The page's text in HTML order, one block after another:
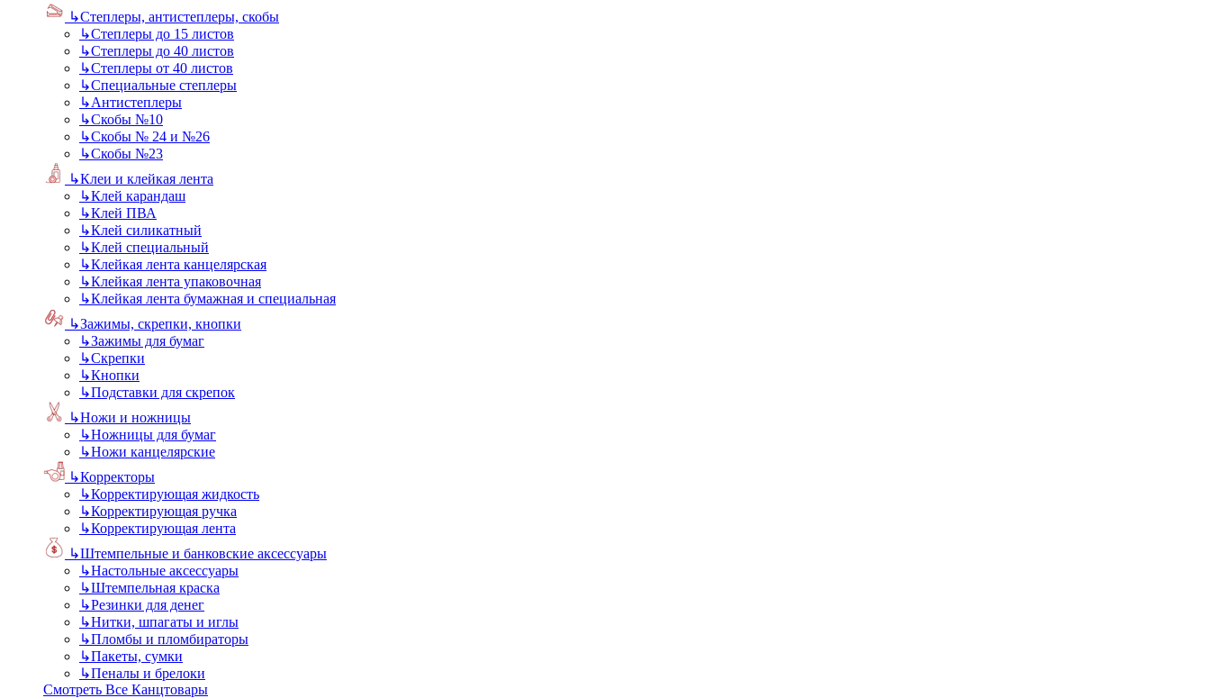
↳Степлеры, антистеплеры, скобы
↳Степлеры до 15 листов
↳Степлеры до 40 листов
↳Степлеры от 40 листов
↳Специальные степлеры
↳Антистеплеры
↳Скобы №10
↳Скобы № 24 и №26
↳Скобы №23
↳Клеи и клейкая лента
↳Клей карандаш
↳Клей ПВА
↳Клей силикатный
↳Клей специальный
↳Клейкая лента канцелярская
↳Клейкая лента упаковочная
↳Клейкая лента бумажная и специальная
↳Зажимы, скрепки, кнопки
↳Зажимы для бумаг
↳Скрепки
↳Кнопки
↳Подставки для скрепок
↳Ножи и ножницы
↳Ножницы для бумаг
↳Ножи канцелярские
↳Корректоры
↳Корректирующая жидкость
↳Корректирующая ручка
↳Корректирующая лента
↳Штемпельные и банковские аксессуары
↳Настольные аксессуары
↳Штемпельная краска
↳Резинки для денег
↳Нитки, шпагаты и иглы
↳Пломбы и пломбираторы
↳Пакеты, сумки
↳Пеналы и брелоки
Смотреть Все Канцтовары